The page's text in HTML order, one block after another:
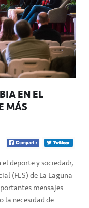
EN EL
MÁS
deporte y sociedad’,
(FES) de La Laguna
mensajes
la necesidad de